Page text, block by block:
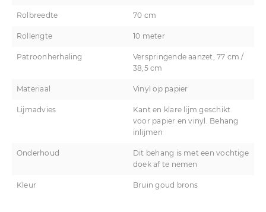
Rolbreedte 70 cm
Rollengte 10 meter
Patroonherhaling
Verspringende aanzet, 77 cm /
38,5 cm
Materiaal Vinyl op papier
Lijmadvies
Kant en klare lijm geschikt
voor papier en vinyl. Behang
inlijmen
Onderhoud
Dit behang is met een vochtige
doek af te nemen
Kleur Bruin goud brons